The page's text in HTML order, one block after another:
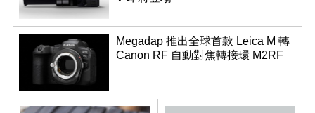
Megadap 推出全球首款 Leica M 轉
Canon RF 自動對焦轉接環 M2RF